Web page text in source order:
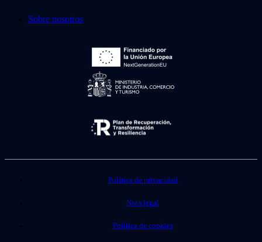
Sobre nosotros
Política de privacidad
Nota legal
Política de cookies